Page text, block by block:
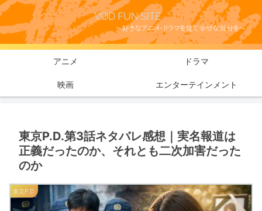
アニメ ドラマ
映画 エンターテインメント
東京P.D.第3話ネタバレ感想｜実名報道は
正義だったのか、それとも二次加害だった
のか
東京P.D.